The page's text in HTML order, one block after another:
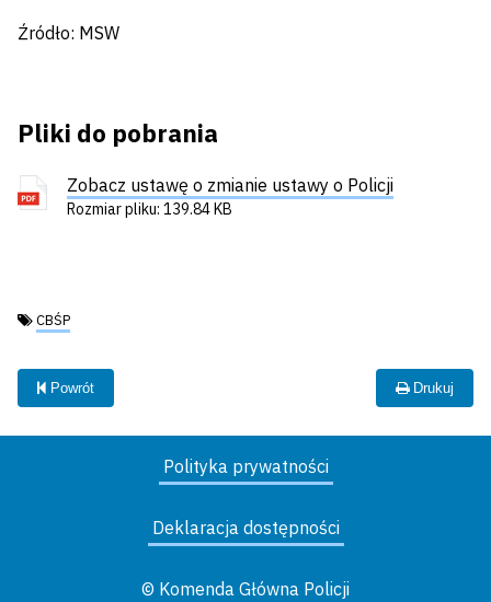
Źródło: MSW
Pliki do pobrania
Zobacz ustawę o zmianie ustawy o Policji
Rozmiar pliku: 139.84 KB
Tagi:
CBŚP
Powrót Drukuj
Polityka prywatności
Deklaracja dostępności
© Komenda Główna Policji